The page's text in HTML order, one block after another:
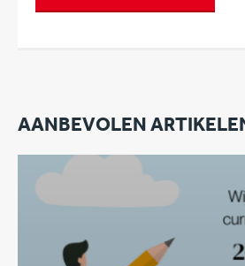
AANBEVOLEN